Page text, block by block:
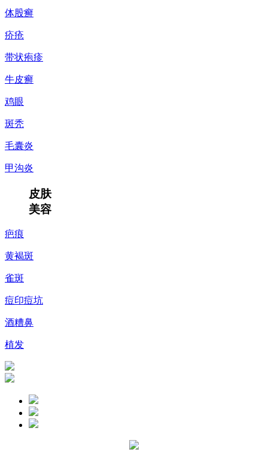
体股癣
疥疮
带状疱疹
牛皮癣
鸡眼
斑秃
毛囊炎
甲沟炎
皮肤
美容
疤痕
黄褐斑
雀斑
痘印痘坑
酒糟鼻
植发